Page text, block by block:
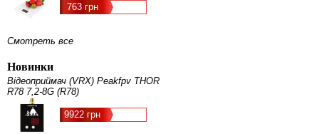
763 грн
Смотреть все
Новинки
Відеоприймач (VRX) Peakfpv THOR
R78 7,2-8G (R78)
9922 грн